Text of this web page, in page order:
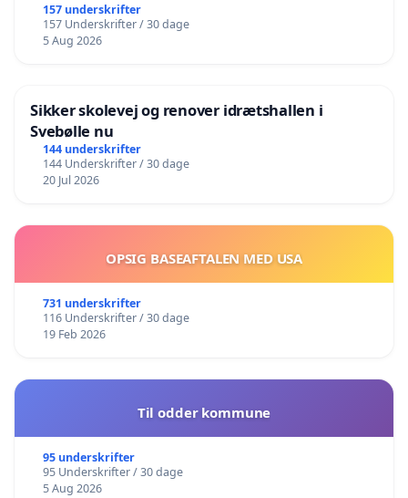
157 underskrifter
157 Underskrifter / 30 dage
5 Aug 2026
Sikker skolevej og renover idrætshallen i
Svebølle nu
144 underskrifter
144 Underskrifter / 30 dage
20 Jul 2026
OPSIG BASEAFTALEN MED USA
731 underskrifter
116 Underskrifter / 30 dage
19 Feb 2026
Til odder kommune
95 underskrifter
95 Underskrifter / 30 dage
5 Aug 2026